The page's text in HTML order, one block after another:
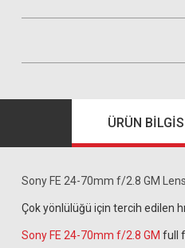
ÜRÜN
Sony FE 24-70mm f/2.8 GM Lens
Çok yönlülüğü için tercih edilen
Sony FE 24-70mm f/2.8 GM full